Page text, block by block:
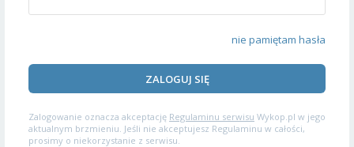
nie pamiętam hasła
ZALOGUJ SIĘ
Zalogowanie oznacza akceptację Regulaminu serwisu Wykop.pl w jego
aktualnym brzmieniu. Jeśli nie akceptujesz Regulaminu w całości,
prosimy o niekorzystanie z serwisu.